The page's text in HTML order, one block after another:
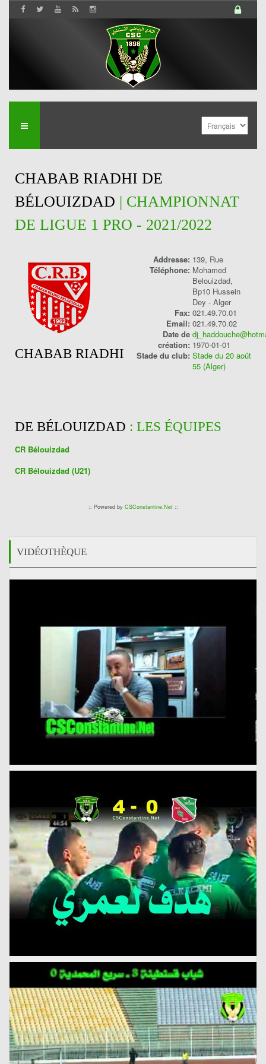
CHABAB RIADHI DE
BÉLOUIZDAD | CHAMPIONNAT
DE LIGUE 1 PRO - 2021/2022
Addresse: 139, Rue
Mohamed
Belouizdad,
Bp10 Hussein
Dey - Alger
Téléphone:
021.49.70.01
Fax:
021.49.70.02
Email:
Date de
création: 1970-01-01
Stade du club: Stade du 20 août
55 (Alger)
CHABAB RIADHI
DE BÉLOUIZDAD : LES ÉQUIPES
CR Bélouizdad
CR Bélouizdad (U21)
:: Powered by CSConstantine.Net::
VIDÉOTHÈQUE